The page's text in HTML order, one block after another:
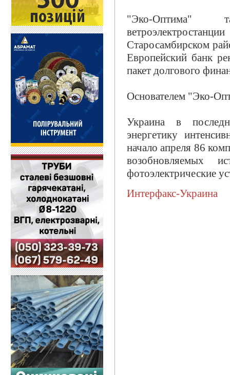
"Эко-Оптима"
Старосамбирском
Европейский банк
пакет долгового
Основателем "Эко-
Украина в
энергетику
начало апреля 86
возобновляемых
фотоэлектрические
Интерфакс-Украина